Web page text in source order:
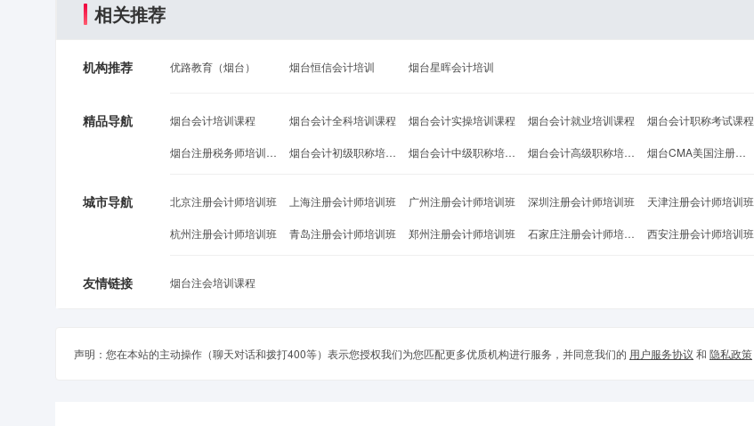
相关推荐
机构推荐 优路教育（烟台） 烟台恒信会计培训 烟台星晖会计培训
精品导航 烟台会计培训课程 烟台会计全科培训课程 烟台会计实操培训课程 烟台会计就业培训课程 烟台会计职称考试课程
烟台注册税务师培训课程 烟台会计初级职称培训课程 烟台会计中级职称培训课程 烟台会计高级职称培训课程 烟台CMA美国注册管理会计师课程
城市导航 北京注册会计师培训班 上海注册会计师培训班 广州注册会计师培训班 深圳注册会计师培训班 天津注册会计师培训班
杭州注册会计师培训班 青岛注册会计师培训班 郑州注册会计师培训班 石家庄注册会计师培训班 西安注册会计师培训班
友情链接 烟台注会培训课程
声明：您在本站的主动操作（聊天对话和拨打400等）表示您授权我们为您匹配更多优质机构进行服务，并同意我们的 用户服务协议 和 隐私政策